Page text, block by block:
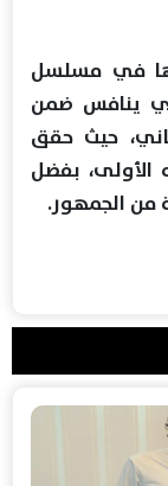
في مسلسل
ينافس ضمن
حيث حقق
الأولى، بفضل
من الجمهور.